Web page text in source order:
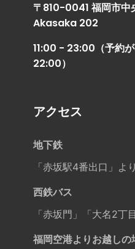
〒810-0041 福岡市
Akasaka 202
11:00 - 23:00（予約
22:00）
アクセス
地下鉄
「赤坂駅4番出口」よ
西鉄バス
「赤坂門」「大名2丁
福岡空港よりお越しの